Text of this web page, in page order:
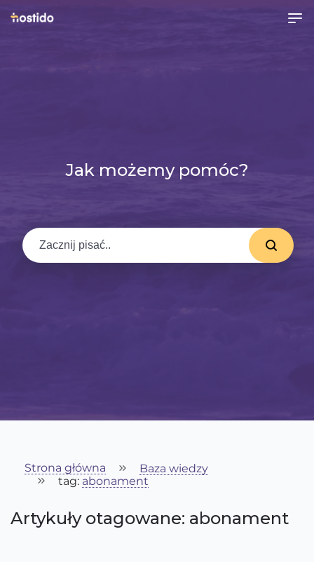
Jak możemy pomóc?
Strona główna
Baza wiedzy
tag: abonament
Artykuły otagowane: abonament